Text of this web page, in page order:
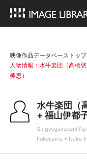
映像作品データベーストップ
人物情報：水牛楽団（高橋
美恵）
水牛楽団（
+ 福山伊都
Fukuyama + Itoko